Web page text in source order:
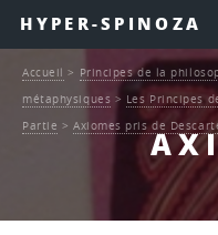
HYPER-SPINOZA
Accueil > Principes de la
métaphysiques > Les Principes
Partie > Axiomes pris de